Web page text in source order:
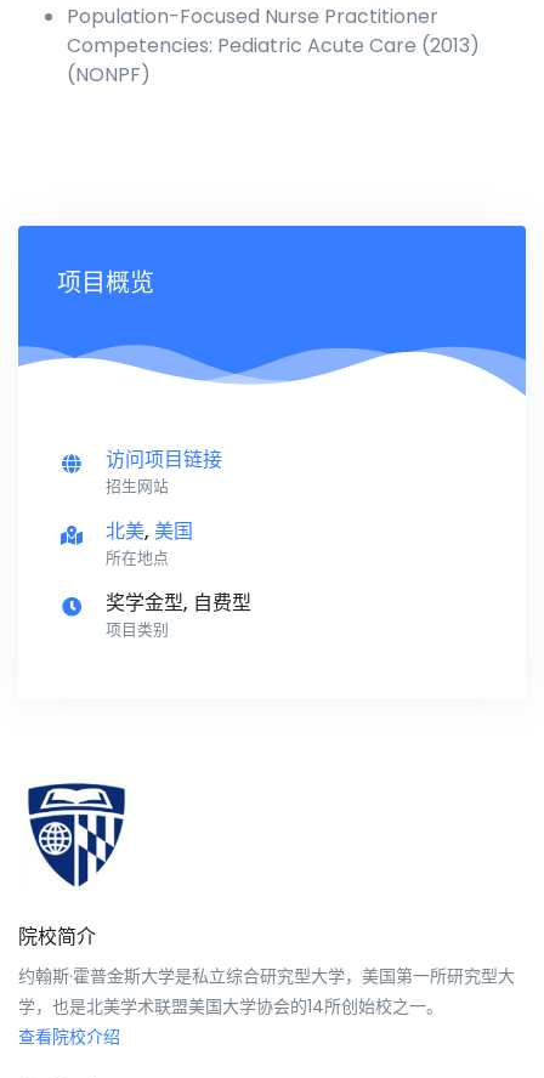
Population-Focused Nurse Practitioner
Competencies: Pediatric Acute Care (2013)
(NONPF)
项目概览
访问项目链接
招生网站
北美, 美国
所在地点
奖学金型, 自费型
项目类别
院校简介
约翰斯·霍普金斯大学是私立综合研究型大学，美国第一所研究型大
学，也是北美学术联盟美国大学协会的14所创始校之一。
查看院校介绍